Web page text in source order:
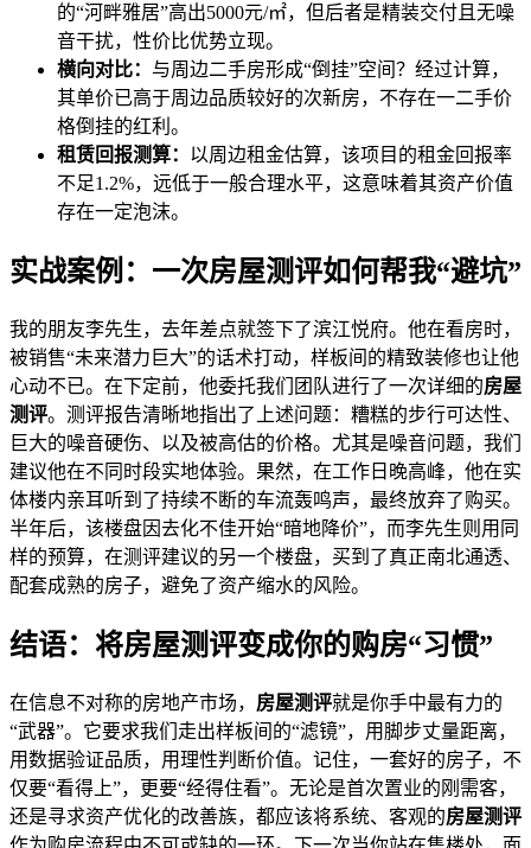
的“河畔雅居”高出5000元/㎡，但后者是精装交付且无噪
音干扰，性价比优势立现。
横向对比： 与周边二手房形成“倒挂”空间？经过计算，
其单价已高于周边品质较好的次新房，不存在一二手价
格倒挂的红利。
租赁回报测算： 以周边租金估算，该项目的租金回报率
不足1.2%，远低于一般合理水平，这意味着其资产价值
存在一定泡沫。
实战案例：一次房屋测评如何帮我“避坑”
我的朋友李先生，去年差点就签下了滨江悦府。他在看房时，
被销售“未来潜力巨大”的话术打动，样板间的精致装修也让他
心动不已。在下定前，他委托我们团队进行了一次详细的房屋
测评。测评报告清晰地指出了上述问题：糟糕的步行可达性、
巨大的噪音硬伤、以及被高估的价格。尤其是噪音问题，我们
建议他在不同时段实地体验。果然，在工作日晚高峰，他在实
体楼内亲耳听到了持续不断的车流轰鸣声，最终放弃了购买。
半年后，该楼盘因去化不佳开始“暗地降价”，而李先生则用同
样的预算，在测评建议的另一个楼盘，买到了真正南北通透、
配套成熟的房子，避免了资产缩水的风险。
结语：将房屋测评变成你的购房“习惯”
在信息不对称的房地产市场， 房屋测评就是你手中最有力的
“武器”。它要求我们走出样板间的“滤镜”，用脚步丈量距离，
用数据验证品质，用理性判断价值。记住，一套好的房子，不
仅要“看得上”，更要“经得住看”。无论是首次置业的刚需客，
还是寻求资产优化的改善族，都应该将系统、客观的房屋测评